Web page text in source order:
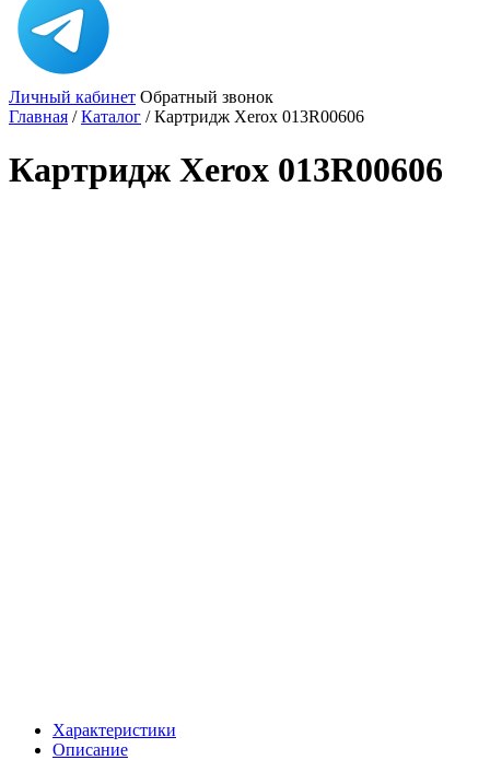
Личный кабинет Обратный звонок
Главная /Каталог /Картридж Xerox 013R00606
Картридж Xerox 013R00606
Характеристики
Описание